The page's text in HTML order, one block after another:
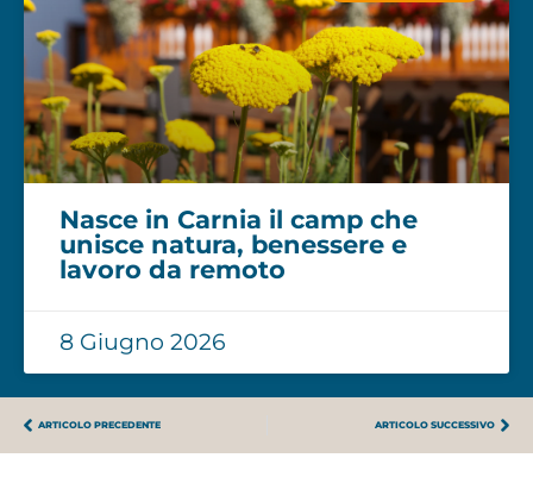
Nasce in Carnia il camp che
unisce natura, benessere e
lavoro da remoto
8 Giugno 2026
ARTICOLO PRECEDENTE ARTICOLO SUCCESSIVO